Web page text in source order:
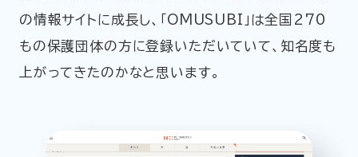
の情報サイトに成長し、「OMUSUBI」は全国270
もの保護団体の方に登録いただいていて、知名度も
上がってきたのかなと思います。